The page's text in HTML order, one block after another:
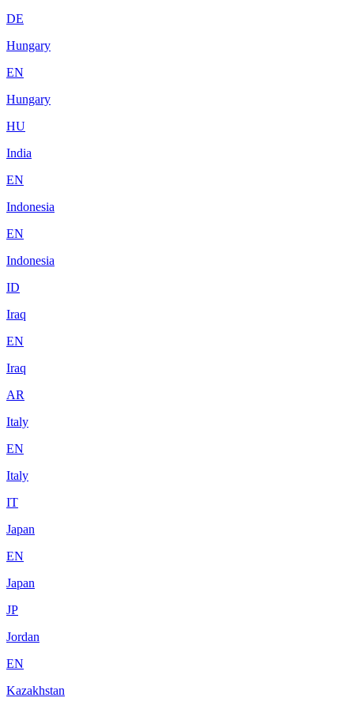
DE
Hungary
EN
Hungary
HU
India
EN
Indonesia
EN
Indonesia
ID
Iraq
EN
Iraq
AR
Italy
EN
Italy
IT
Japan
EN
Japan
JP
Jordan
EN
Kazakhstan